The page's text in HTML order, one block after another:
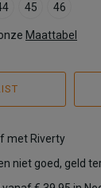
45 46
Maattabel
met Riverty
niet goed, geld